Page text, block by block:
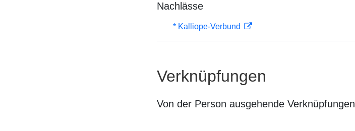
Nachlässe
* Kalliope-Verbund
Verknüpfungen
Von der Person ausgehende Verknüpfungen